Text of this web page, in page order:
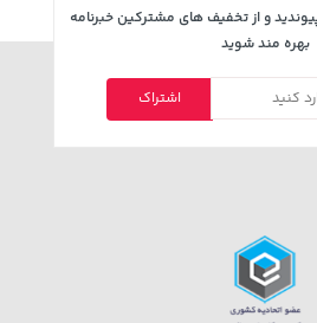
141,000 تومان
165,900
خریدو از تخفیف های مشترکین خبرنامه
بهره مند شوید
اشتراک